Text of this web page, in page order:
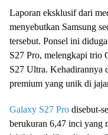
Laporan eksklusif dari
menyebutkan Samsung
tersebut. Ponsel ini
S27 Pro, melengkapi trio
S27 Ultra. Kehadirannya
premium yang unik di
Galaxy S27 Pro disebut-
berukuran 6,47 inci yang